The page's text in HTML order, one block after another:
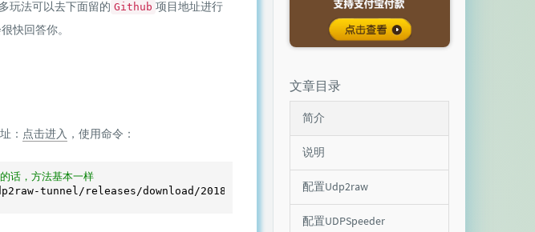
玩法可以去下面留的 Github 项目地址进行
快回答你。
： 点击进入 ，使用命令：
话，方法基本一样
tunnel/releases/download/20180225.0
/udp2raw_binaries.tar.gz
文章目录
简介
说明
配置Udp2raw
配置UDPSpeeder